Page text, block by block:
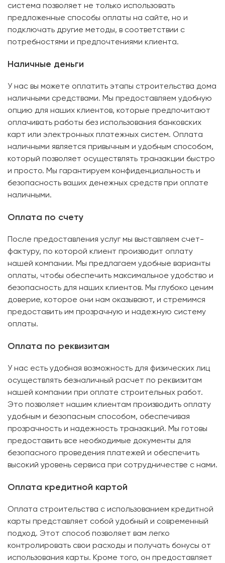
система позволяет не только использовать
предложенные способы оплаты на сайте, но и
подключать другие методы, в соответствии с
потребностями и предпочтениями клиента.
Наличные деньги
У нас вы можете оплатить этапы строительства дома
наличными средствами. Мы предоставляем удобную
опцию для наших клиентов, которые предпочитают
оплачивать работы без использования банковских
карт или электронных платежных систем. Оплата
наличными является привычным и удобным способом,
который позволяет осуществлять транзакции быстро
и просто. Мы гарантируем конфиденциальность и
безопасность ваших денежных средств при оплате
наличными.
Оплата по счету
После предоставления услуг мы выставляем счет-
фактуру, по которой клиент производит оплату
нашей компании. Мы предлагаем удобные варианты
оплаты, чтобы обеспечить максимальное удобство и
безопасность для наших клиентов. Мы глубоко ценим
доверие, которое они нам оказывают, и стремимся
предоставить им прозрачную и надежную систему
оплаты.
Оплата по реквизитам
У нас есть удобная возможность для физических лиц
осуществлять безналичный расчет по реквизитам
нашей компании при оплате строительных работ.
Это позволяет нашим клиентам производить оплату
удобным и безопасным способом, обеспечивая
прозрачность и надежность транзакций. Мы готовы
предоставить все необходимые документы для
безопасного проведения платежей и обеспечить
высокий уровень сервиса при сотрудничестве с нами.
Оплата кредитной картой
Оплата строительства с использованием кредитной
карты представляет собой удобный и современный
подход. Этот способ позволяет вам легко
контролировать свои расходы и получать бонусы от
использования карты. Кроме того, он предоставляет